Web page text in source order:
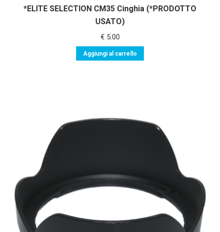
*ELITE SELECTION CM35 Cinghia (*PRODOTTO
USATO)
€5.00
Aggiungi al carrello